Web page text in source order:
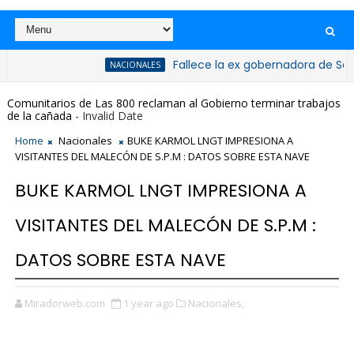
Fallece la ex gobernadora de San
Comunitarios de Las 800 reclaman al Gobierno terminar trabajos
de la cañada - Invalid Date
Home Nacionales
BUKE KARMOL LNGT IMPRESIONA A
VISITANTES DEL MALECÓN DE S.P.M : DATOS SOBRE ESTA NAVE
BUKE KARMOL LNGT IMPRESIONA A
VISITANTES DEL MALECÓN DE S.P.M :
DATOS SOBRE ESTA NAVE
Miradorweb.com 1 year ago Nacionales,